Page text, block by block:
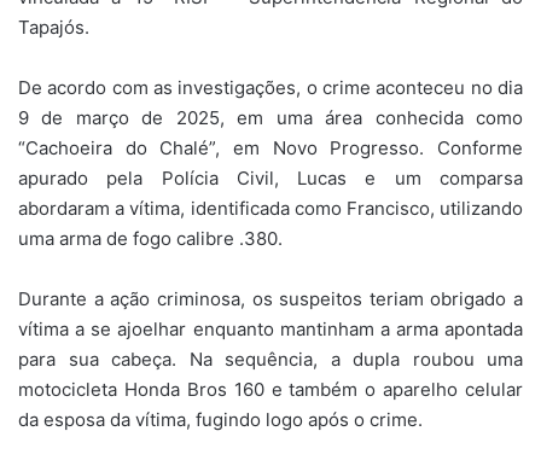
Tapajós.
De acordo com as investigações, o crime aconteceu no dia
9 de março de 2025, em uma área conhecida como
“Cachoeira do Chalé”, em Novo Progresso. Conforme
apurado pela Polícia Civil, Lucas e um comparsa
abordaram a vítima, identificada como Francisco, utilizando
uma arma de fogo calibre .380.
Durante a ação criminosa, os suspeitos teriam obrigado a
vítima a se ajoelhar enquanto mantinham a arma apontada
para sua cabeça. Na sequência, a dupla roubou uma
motocicleta Honda Bros 160 e também o aparelho celular
da esposa da vítima, fugindo logo após o crime.